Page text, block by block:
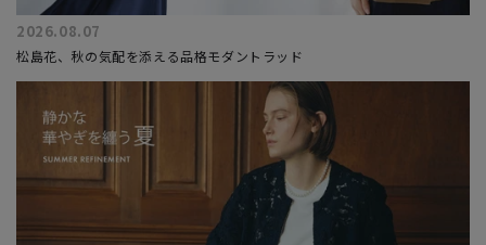
2026.08.07
松島花、秋の気配を添える品格モダントラッド